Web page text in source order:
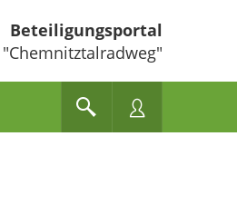
Beteiligungsportal